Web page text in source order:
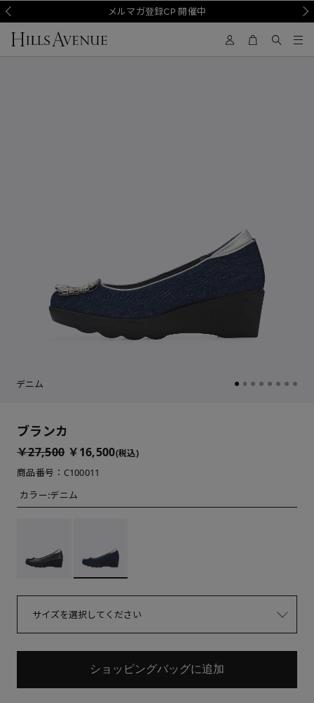
メルマガ登録CP 開催中
デニム
ブランカ
￥27,500 ￥16,500(税込)
商品番号：C100011
カラー:デニム
サイズを選択してください
ショッピングバッグに追加